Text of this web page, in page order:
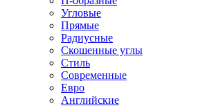
Угловые
Прямые
Радиусные
Скошенные углы
Стиль
Современные
Евро
Английские